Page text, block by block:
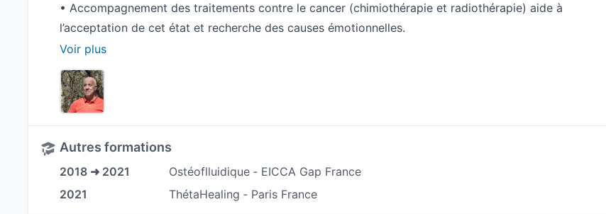
• Accompagnement des traitements contre le cancer (chimiothérapie et radiothérapie) aide à
l’acceptation de cet état et recherche des causes émotionnelles.
Travail sur les corps physiques (magnétisme) et énergétiques (décodage intuitif).
Libérations et réinformatisons émotionnelles.
Travail sur les mémoires de vie présente, passées, pré et intra -utérines, transgénérationnelles.
Croyances limitantes liées à votre venue au monde, à votre relation familiale et sociologique.
Nettoyages des énergies négatives, possession.
Libération Karmique
Accompagnement spirituel.
Voir plus
Autres formations
2018 ➜ 2021
Ostéoflluidique ‐ EICCA Gap France
2021
ThétaHealing ‐ Paris France